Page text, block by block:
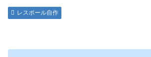
レスポール自作